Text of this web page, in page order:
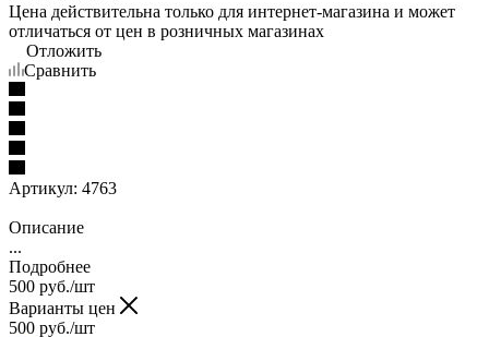
Цена действительна только для интернет-магазина и может
отличаться от цен в розничных магазинах
Отложить
Сравнить
Артикул: 4763
Описание
...
Подробнее
500 руб./шт
Варианты цен
500 руб./шт